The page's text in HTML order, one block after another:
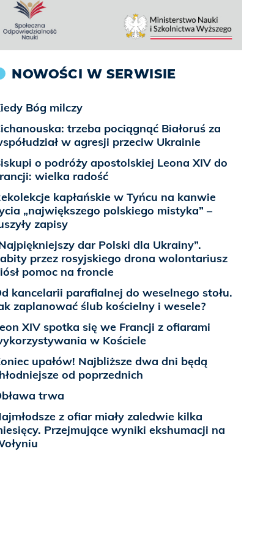
NOWOŚCI W SERWISIE
Bóg milczy
trzeba pociągnąć Białoruś za
w agresji przeciw Ukrainie
o podróży apostolskiej Leona XIV do
wielka radość
kapłańskie w Tyńcu na kanwie
„największego polskiego mistyka” –
zapisy
dar Polski dla Ukrainy”.
przez rosyjskiego drona wolontariusz
pomoc na froncie
kancelarii parafialnej do weselnego stołu.
zaplanować ślub kościelny i wesele?
XIV spotka się we Francji z ofiarami
w Kościele
upałów! Najbliższe dwa dni będą
od poprzednich
trwa
z ofiar miały zaledwie kilka
Przejmujące wyniki ekshumacji na